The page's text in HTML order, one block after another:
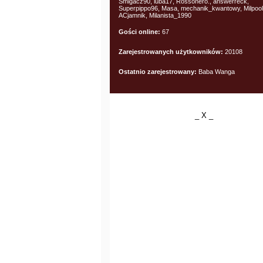
Superpippo96, Masa, mechanik_kwantowy,
ACjamnik, Milanista_1990
Gości online: 67
Zarejestrowanych użytkowników: 20108
Ostatnio zarejestrowany: Baba Wanga
_ X _